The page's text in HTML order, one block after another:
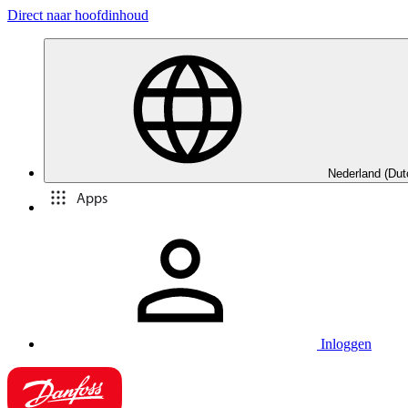
Direct naar hoofdinhoud
Nederland
Apps
Inloggen